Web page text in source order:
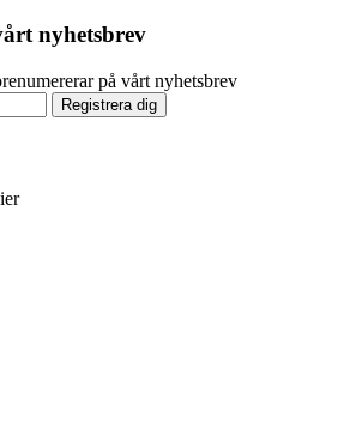
nyhetsbrev
på vårt nyhetsbrev
Registrera dig